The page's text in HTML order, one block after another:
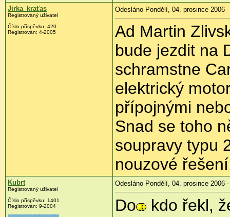
Jirka_kraťas
Registrovaný uživatel
Číslo příspěvku: 420
Registrován: 4-2005
Odesláno Pondělí, 04. prosince 2006
Ad Martin
bude jezdit na
schramstne
elektrický
přípojnými
Snad se toho
soupravy typu
nouzové
Kubrt
Registrovaný uživatel
Číslo příspěvku: 1401
Registrován: 9-2004
Odesláno Pondělí, 04. prosince 2006
Do
kdo řekl,